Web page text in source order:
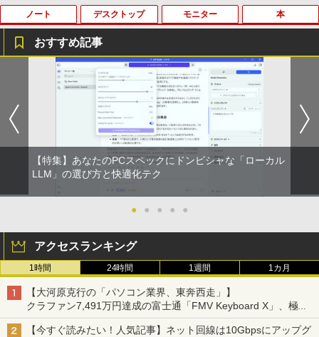
薬屋のひとりごと 17巻 (デジタル版ビッグガ
ンガンコミックス)
￥770
ONE PIECE モノクロ版 115 (ジャンプコミッ
クスDIGITAL)
￥594
異世界居酒屋「のぶ」(22) (角川コミックス・
エース)
￥832
HUNTER×HUNTER モノクロ版 39 (ジャンプ
コミックスDIGITAL)
￥572
ノート
超得5,000円OFF&P10倍｜高性能Core i5
第10世代｜新生活応援 豪華特典付き｜最
大180日保証｜中古ノートパソコン Wind
ows11 office付き ｜中古ノートパソコン
15.6 テンキー付き｜中古ノートパソコン
第10世代｜ノートパソコン｜PC｜中古パ
ソコン｜パソコン｜中古PC
￥39,800
urface Book 2 中古｜中古ノートパソコ
ン Windows11 Office付 13.5型｜Core i
5 第8世代 メモリ 8GB SSD 256GB｜WE
Bカメラ 無線 Wi-Fi 顔認証 USB-C 純正
ノートパソコン
￥39,800
デスクトップ
中古パソコン 一体型 富士通 ESPRIMO F
H52/S FMVF52SW Windows10 Celeron
1005M 1.90GHz メモリ4GB 1TB 21.5イ
ンチ Office付き DVD Webカメラ 無線L
AN 3ヶ月保証 wd2685 中古
￥15,800
2
【★最大100%ポイント】おまかせ 中古
パソコン Windows XP Core i5 メモリ 4
レッシュPC デスクトップ キーボード＆
マウスセット 中古 安心保証 初期設定不
要 液晶モニター ディスプレイ
モニター
【エントリーで最大全額ポイント還元｜
8/11まで】 PHILIPS｜フィリップス USB
-C接続 PCモニター ブラック 24E1N130
0A/11 [23.8型 /フルHD(1920×1080) /ワ
イド /100Hz]
￥19,620
2
Philips｜フィリップス 液晶ディスプレ
イ(23.8型/IPS/FullHD 1920×1080/100H
￥19,620
3
フィリップス（ディスプレイ） 221S9A/
11 [21.5型液晶ディスプレイ/1920×1080/
HDMI、D-Sub/スピーカー：あり/5年間
本
おいしい！イラストレッスン クレパス
で描きました [ momo ]
￥1,518
80代になるとたいていボケるか死ぬ。70
冬舎新書） [ 林真理子 ]
3
[9月上旬より発送予定][新品]ちいかわ な
んか小さくてかわいいやつ (1-8巻 最新
刊) 全巻セット [入荷予約]
￥9,900
おすすめ記事
【特集】あなたのPCスペックにドンピシャな「ローカル
LLM」の選び方と快適化テク
● ● ● ● ●
アクセスランキング
1時間 24時間 1週間 1カ月
【大河原克行の「パソコン業界、東奔西走」】
クラファン7,491万円達成の富士通「FMV Keyboard X」、極限
の静音化を追求
【今すぐ読みたい！人気記事】ネット回線は10Gbpsにアップグ